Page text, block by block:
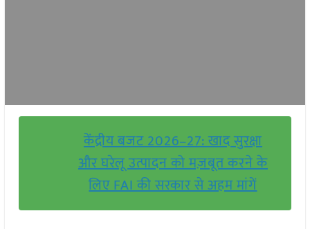
केंद्रीय बजट 2026–27: खाद सुरक्षा
और घरेलू उत्पादन को मज़बूत करने के
लिए FAI की सरकार से अहम मांगें